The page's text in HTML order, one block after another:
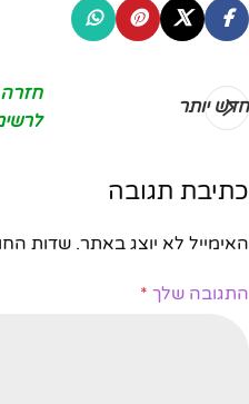
חדש יותר
חזרה
כתיבת תגובה
האימייל לא יוצג באתר. שדות
התגובה שלך *